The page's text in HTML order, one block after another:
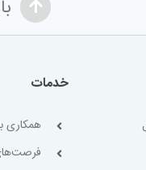
خدمات
همکاری